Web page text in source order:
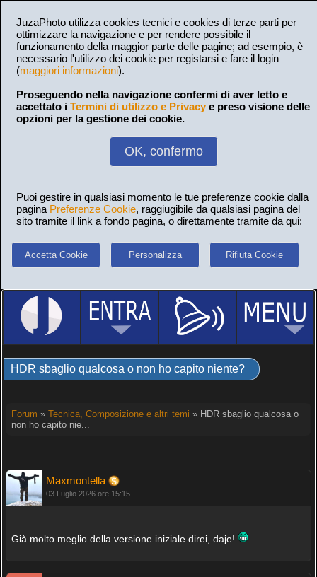
JuzaPhoto utilizza cookies tecnici e cookies di terze parti per
ottimizzare la navigazione e per rendere possibile il
funzionamento della maggior parte delle pagine; ad esempio, è
necessario l'utilizzo dei cookie per registarsi e fare il login
(maggiori informazioni).
Proseguendo nella navigazione confermi di aver letto e
accettato i Termini di utilizzo e Privacy e preso visione delle
opzioni per la gestione dei cookie.
OK, confermo
Puoi gestire in qualsiasi momento le tue preferenze cookie dalla
pagina Preferenze Cookie, raggiugibile da qualsiasi pagina del
sito tramite il link a fondo pagina, o direttamente tramite da qui:
Accetta Cookie Personalizza Rifiuta Cookie
HDR sbaglio qualcosa o non ho capito niente?
Forum » Tecnica, Composizione e altri temi » HDR sbaglio qualcosa o
non ho capito nie...
Maxmontella
03 Luglio 2026 ore 15:15
Già molto meglio della versione iniziale direi, daje!